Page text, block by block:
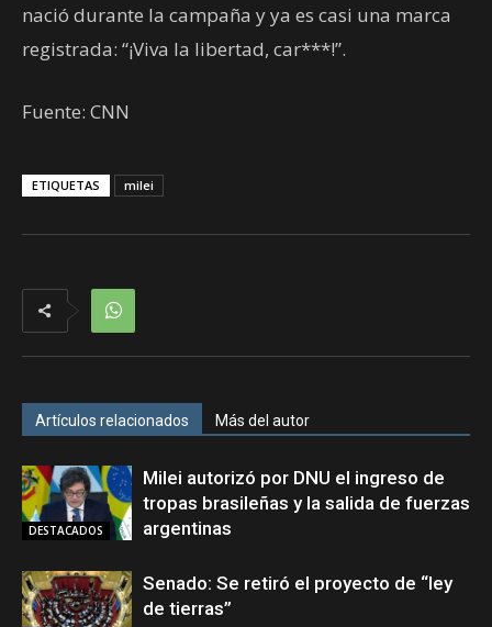
nació durante la campaña y ya es casi una marca
registrada: “¡Viva la libertad, car***!”.
Fuente: CNN
ETIQUETAS milei
Artículos relacionados Más del autor
DESTACADOS
Milei autorizó por DNU el ingreso de
tropas brasileñas y la salida de fuerzas
argentinas
Senado: Se retiró el proyecto de “ley
de tierras”